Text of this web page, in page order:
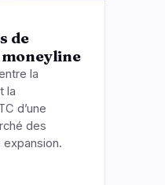
de
la
la
d’une
des